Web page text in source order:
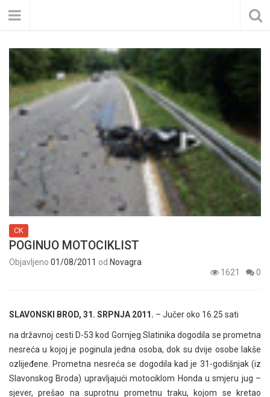
CK
POGINUO MOTOCIKLIST
Objavljeno 01/08/2011 od Novagra
1621
0
SLAVONSKI BROD, 31. SRPNJA 2011. – Jučer oko 16.25 sati
na državnoj cesti D-53 kod Gornjeg Slatinika dogodila se prometna
nesreća u kojoj je poginula jedna osoba, dok su dvije osobe lakše
ozlijeđene. Prometna nesreća se dogodila kad je 31-godišnjak (iz
Slavonskog Broda) upravljajući motociklom Honda u smjeru jug –
sjever, prešao na suprotnu prometnu traku, kojom se kretao